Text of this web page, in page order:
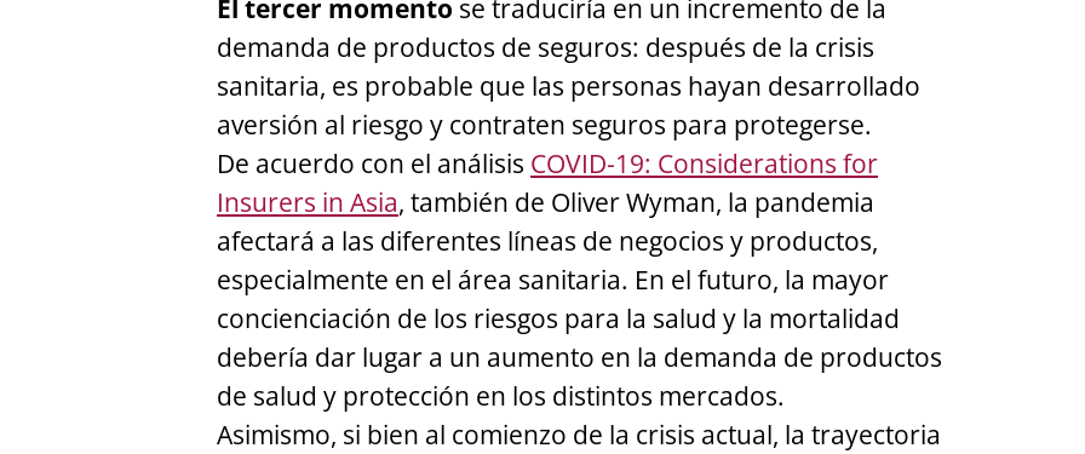
El tercer momento se traduciría en un incremento de la
demanda de productos de seguros: después de la crisis
sanitaria, es probable que las personas hayan desarrollado
aversión al riesgo y contraten seguros para protegerse.
De acuerdo con el análisis COVID-19: Considerations for
Insurers in Asia, también de Oliver Wyman, la pandemia
afectará a las diferentes líneas de negocios y productos,
especialmente en el área sanitaria. En el futuro, la mayor
concienciación de los riesgos para la salud y la mortalidad
debería dar lugar a un aumento en la demanda de productos
de salud y protección en los distintos mercados.
Asimismo, si bien al comienzo de la crisis actual, la trayectoria